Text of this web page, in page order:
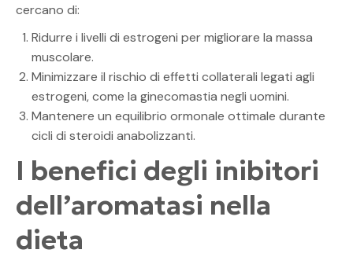
cercano di:
Ridurre i livelli di estrogeni per migliorare la massa
muscolare.
Minimizzare il rischio di effetti collaterali legati agli
estrogeni, come la ginecomastia negli uomini.
Mantenere un equilibrio ormonale ottimale durante
cicli di steroidi anabolizzanti.
I benefici degli inibitori
dell’aromatasi nella
dieta